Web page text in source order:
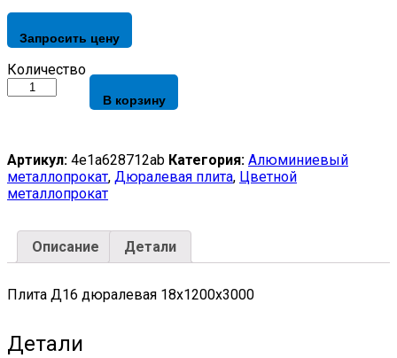
Запросить цену
Плита
Д16
Количество
В корзину
Артикул: 4e1a628712ab Категория: Алюминиевый
металлопрокат, Дюралевая плита, Цветной
металлопрокат
Описание Детали
Плита Д16 дюралевая 18x1200x3000
Детали